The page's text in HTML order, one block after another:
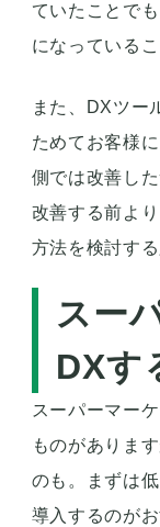
ていたことで
になっている
また、DXツー
ためてお客様
側では改善し
改善する前よ
方法を検討す
スー
DXす
スーパーマー
ものがありま
のも。まずは
導入するのが